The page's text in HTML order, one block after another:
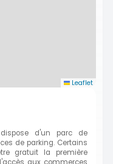
Leaflet
d'un parc de
de parking. Certains
gratuit la première